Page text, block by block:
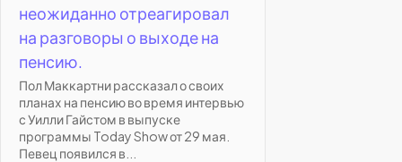
неожиданно отреагировал
на разговоры о выходе на
пенсию.
Пол Маккартни рассказал о своих
планах на пенсию во время интервью
с Уилли Гайстом в выпуске
программы Today Show от 29 мая.
Певец появился в...